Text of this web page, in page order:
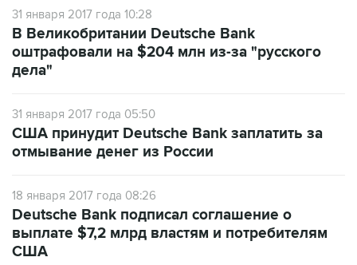
31 января 2017 года 10:28
В Великобритании Deutsche Bank
оштрафовали на $204 млн из-за "русского
дела"
31 января 2017 года 05:50
США принудит Deutsche Bank заплатить за
отмывание денег из России
18 января 2017 года 08:26
Deutsche Bank подписал соглашение о
выплате $7,2 млрд властям и потребителям
США